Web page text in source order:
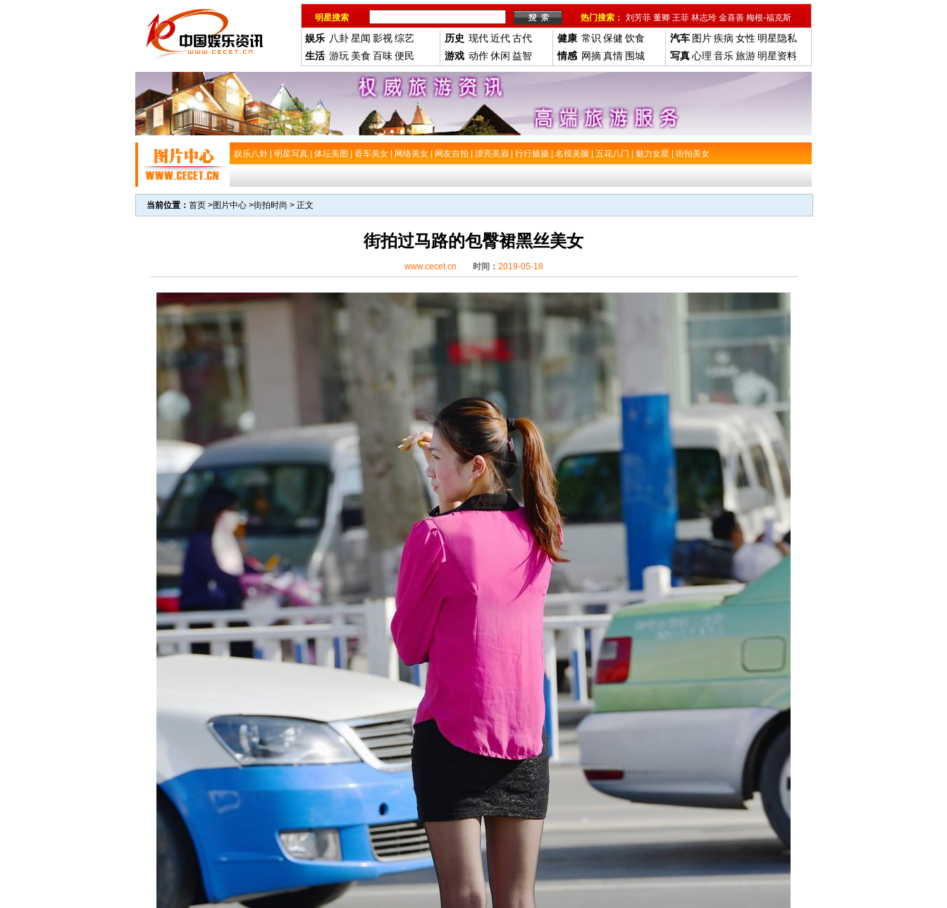
明星搜索 热门搜索： 刘芳菲 董卿 王菲 林志玲 金喜善 梅根-福克斯
娱乐 八卦星闻 影视综艺
生活 游玩 美食 百味便民
历史 现代近代古代
游戏 动作休闲 益智
健康 常识 保健 饮食
情感 网摘真情 围城
汽车 图片疾病 女性 明星隐私
写真心理 音乐旅游 明星资料
娱乐八卦 明星写真 体坛美图 香车美女 网络美女 网友自拍 漂亮美眉 行行摄摄 名模美腿 五花八门 魅力女星 街拍美女
当前位置： 首页 >图片中心 >街拍时尚 > 正文
街拍过马路的包臀裙黑丝美女
www.cecet.cn 时间： 2019-05-18